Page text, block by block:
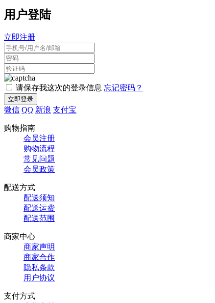
用户登陆
立即注册
请保存我这次的登录信息 忘记密码？
微信 QQ 新浪 支付宝
购物指南
会员注册
购物流程
常见问题
会员政策
配送方式
配送须知
配送运费
配送范围
商家中心
商家声明
商家合作
隐私条款
用户协议
支付方式